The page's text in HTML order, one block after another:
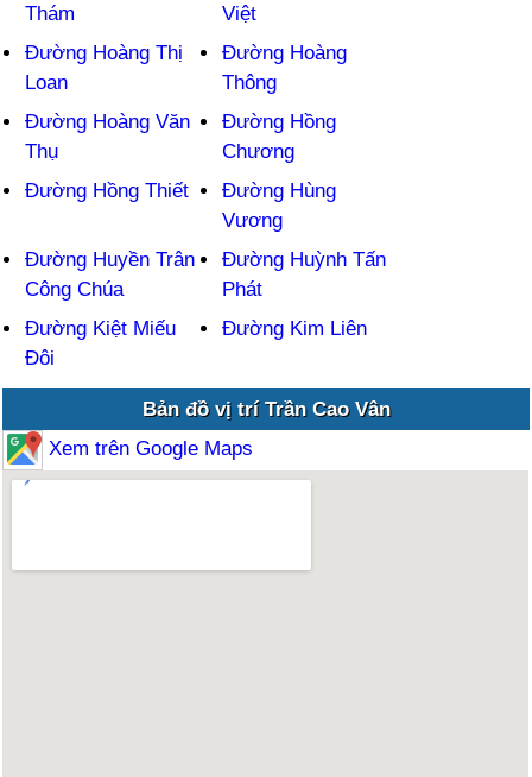
Thám
Việt
Đường Hoàng Thị
Loan
Đường Hoàng
Thông
Đường Hoàng Văn
Thụ
Đường Hồng
Chương
Đường Hồng Thiết
Đường Hùng
Vương
Đường Huyền Trân
Công Chúa
Đường Huỳnh Tấn
Phát
Đường Kiệt Miếu
Đôi
Đường Kim Liên
Bản đồ vị trí Trần Cao Vân
Xem trên Google Maps